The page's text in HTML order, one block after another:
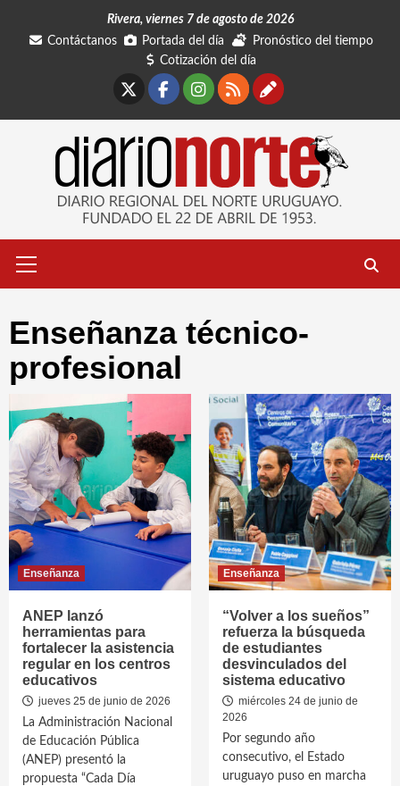
Rivera, viernes 7 de agosto de 2026
Contáctanos
Portada del día
Pronóstico del tiempo
Cotización del día
Facebook
Instagram
RSSContáctanos
primario
Enseñanza técnico-
profesional
Enseñanza
ANEP lanzó
herramientas para
fortalecer la asistencia
regular en los centros
educativos
jueves 25 de junio de 2026
La Administración Nacional
de Educación Pública
(ANEP) presentó la
propuesta “Cada Día
Enseñanza
“Volver a los sueños”
refuerza la búsqueda
de estudiantes
desvinculados del
sistema educativo
miércoles 24 de junio de
2026
Por segundo año
consecutivo, el Estado
uruguayo puso en marcha